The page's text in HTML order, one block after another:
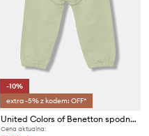
-10%
extra -5% z kodem: OFF*
United Colors of Benetton spodnie dresowe dziecięce bawełniane z elastanem
Cena aktualna: